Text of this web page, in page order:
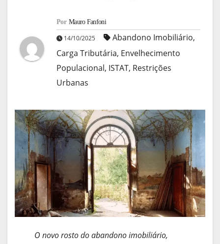
Por Mauro Fanfoni
14/10/2025 Abandono Imobiliário,
Carga Tributária, Envelhecimento
Populacional, ISTAT, Restrições
Urbanas
O novo rosto do abandono imobiliário,